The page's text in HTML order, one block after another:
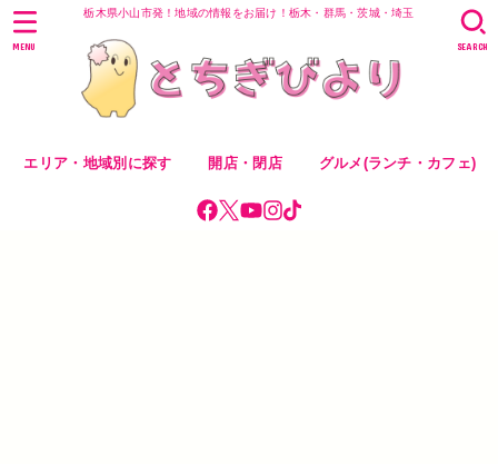
栃木県小山市発！地域の情報をお届け！栃木・群馬・茨城・埼玉
エリア・地域別に探す 開店・閉店 グルメ(ランチ・カフェ)
SEARCH
MENU